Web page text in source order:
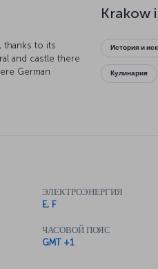
thanks to its
and castle there
German
your list, as it
Krakow
История и
Кулинария
ЭЛЕКТРОЭНЕРГИЯ
E, F
ЧАСОВОЙ ПОЯС
GMT +1